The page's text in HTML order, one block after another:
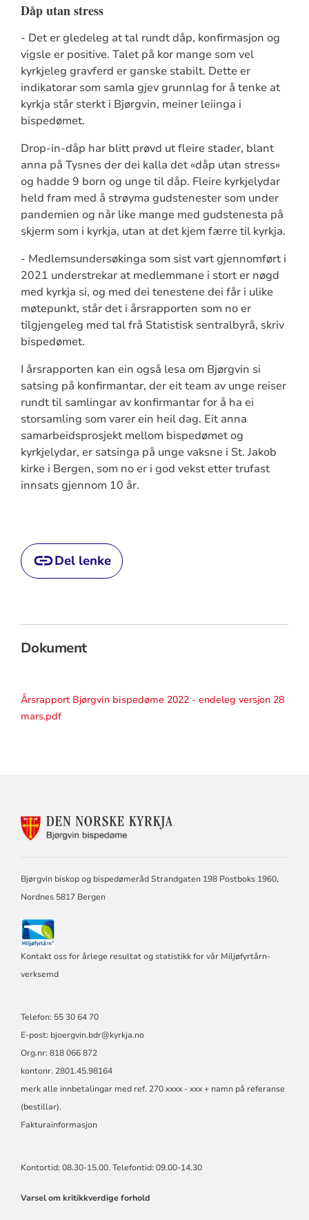
Dåp utan stress
- Det er gledeleg at tal rundt dåp, konfirmasjon og
vigsle er positive. Talet på kor mange som vel
kyrkjeleg gravferd er ganske stabilt. Dette er
indikatorar som samla gjev grunnlag for å tenke at
kyrkja står sterkt i Bjørgvin, meiner leiinga i
bispedømet.
Drop-in-dåp har blitt prøvd ut fleire stader, blant
anna på Tysnes der dei kalla det «dåp utan stress»
og hadde 9 born og unge til dåp. Fleire kyrkjelydar
held fram med å strøyma gudstenester som under
pandemien og når like mange med gudstenesta på
skjerm som i kyrkja, utan at det kjem færre til kyrkja.
- Medlemsundersøkinga som sist vart gjennomført i
2021 understrekar at medlemmane i stort er nøgd
med kyrkja si, og med dei tenestene dei får i ulike
møtepunkt, står det i årsrapporten som no er
tilgjengeleg med tal frå Statistisk sentralbyrå, skriv
bispedømet.
I årsrapporten kan ein også lesa om Bjørgvin si
satsing på konfirmantar, der eit team av unge reiser
rundt til samlingar av konfirmantar for å ha ei
storsamling som varer ein heil dag. Eit anna
samarbeidsprosjekt mellom bispedømet og
kyrkjelydar, er satsinga på unge vaksne i St. Jakob
kirke i Bergen, som no er i god vekst etter trufast
innsats gjennom 10 år.
Del lenke
Dokument
Årsrapport Bjørgvin bispedøme 2022 - endeleg versjon 28
mars.pdf
KONTAKTINFORMASJON
Bjørgvin biskop og bispedømeråd Strandgaten 198 Postboks 1960,
Nordnes 5817 Bergen
Kontakt oss for årlege resultat og statistikk for vår Miljøfyrtårn-
verksemd
Telefon: 55 30 64 70
E-post: bjoergvin.bdr@kyrkja.no
Org.nr: 818 066 872
kontonr. 2801.45.98164
merk alle innbetalingar med ref. 270 xxxx - xxx + namn på referanse
(bestillar).
Fakturainformasjon
Kontortid: 08.30-15.00. Telefontid: 09.00-14.30
Varsel om kritikkverdige forhold